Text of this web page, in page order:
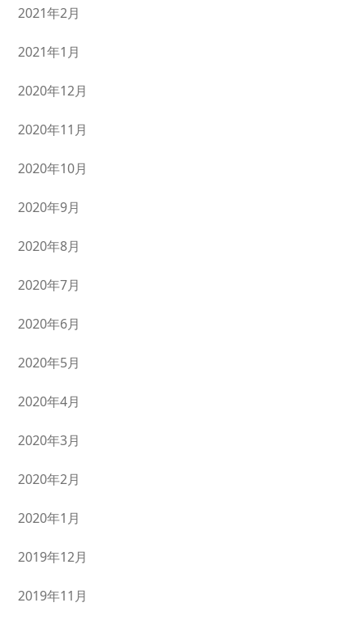
2021年2月
2021年1月
2020年12月
2020年11月
2020年10月
2020年9月
2020年8月
2020年7月
2020年6月
2020年5月
2020年4月
2020年3月
2020年2月
2020年1月
2019年12月
2019年11月